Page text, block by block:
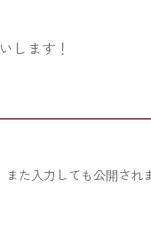
します！
た入力しても公開され